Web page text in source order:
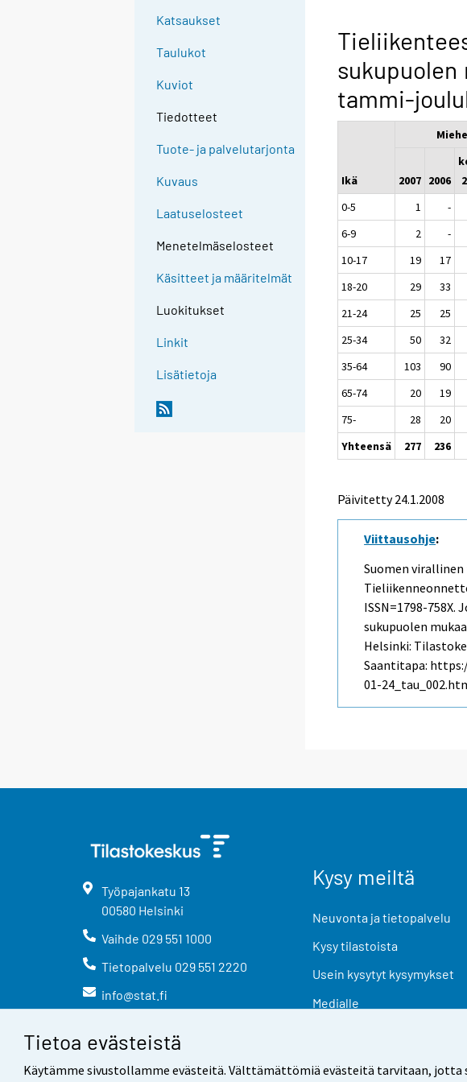
Tietoa evästeistä
Käytämme sivustollamme evästeitä. Välttämättömiä evästeitä tarvitaan,
Katsaukset
Taulukot
Kuviot
Tiedotteet
Tuote- ja palvelutarjonta
Kuvaus
Laatuselosteet
Menetelmäselosteet
Käsitteet ja määritelmät
Luokitukset
Linkit
Lisätietoja
sukupuolen
tammi-
Ikä 2007 2006
0-5
1 -
6-9
2 -
10-17
19 17
18-20
29 33
21-24
25 25
25-34
50 32
35-64
103 90
65-74
20 19
75-
28 20
Yhteensä
277 236
Päivitetty24.1.2008
Viittausohje:
Suomen virallinen
ISSN=1798-758X.
sukupuolen
Helsinki:
Saantitapa:
01-
Työpajankatu 13
00580 Helsinki
Vaihde 029 551 1000
Tietopalvelu 029 551 2220
info@stat.fi
Kysy meiltä
Neuvonta ja tietopalvelu
Kysy tilastoista
Usein kysytyt kysymykset
Medialle